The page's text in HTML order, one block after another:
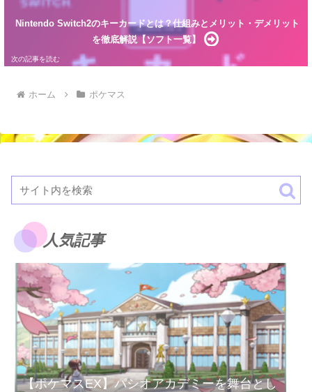
Nintendo Switch2のキーカードとは？仕組みとメリット・デメリット
を徹底解説【ソフト一覧】
ホーム ポケマス
人気記事
【ポケマスEX】パシオアカデミーを舞台とし